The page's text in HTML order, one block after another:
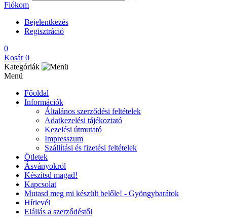
Fiókom
Bejelentkezés
Regisztráció
0
Kosár 0
Kategóriák
Menü
Főoldal
Információk
Általános szerződési feltételek
Adatkezelési tájékoztató
Kezelési útmutató
Impresszum
Szállítási és fizetési feltételek
Ötletek
Ásványokról
Készítsd magad!
Kapcsolat
Mutasd meg mi készült belőle! - Gyöngybarátok
Hírlevél
Elállás a szerződéstől